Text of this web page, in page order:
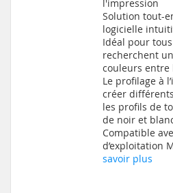
LISTE
D’ENVIE
l'impression
Solution tout-
logicielle
Idéal pour
recherchent
couleurs entre
Le profilage à
créer
les profils de
de noir et
Compatible
d’exploitation
savoir plus